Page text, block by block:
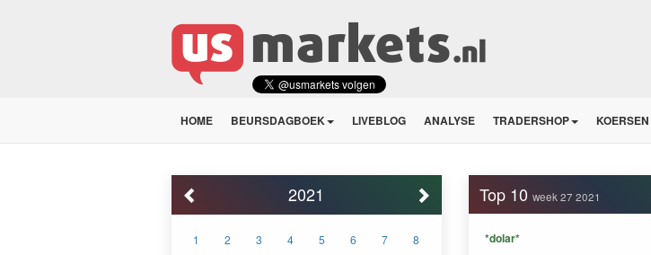
HOME BEURSDAGBOEK LIVEBLOG ANALYSE TRADERSHOP KOERSEN
2021
1 2 3 4 5 6 7 8
Top 10 week 27 2021
*dolar*